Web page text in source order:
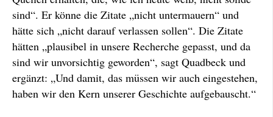
sind“. Er könne die Zitate „nicht untermauern“ und
hätte sich „nicht darauf verlassen sollen“. Die Zitate
hätten „plausibel in unsere Recherche gepasst, und da
sind wir unvorsichtig geworden“, sagt Quadbeck und
ergänzt: „Und damit, das müssen wir auch eingestehen,
haben wir den Kern unserer Geschichte aufgebauscht.“